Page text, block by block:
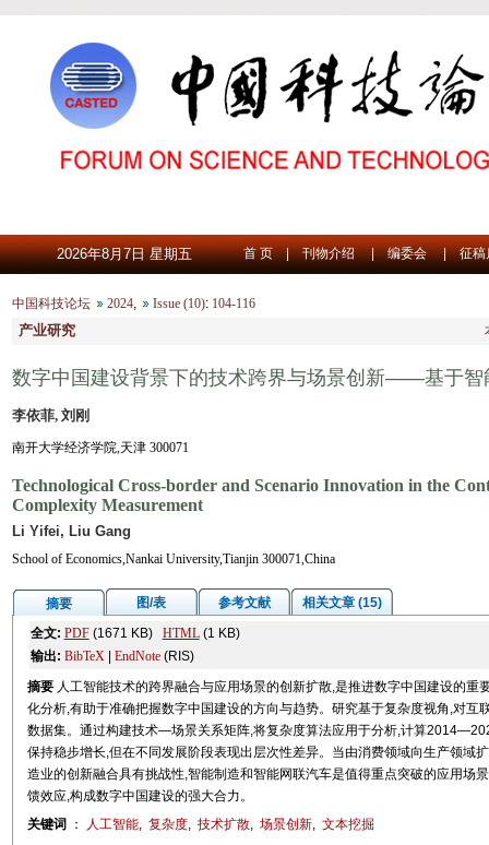
2026年8月7日 星期五 首 页 | 刊物介绍 | 编委会 | 征稿
中国科技论坛 2024, Issue (10):104-116
产业研究
数字中国建设背景下的技术跨界与场景创新——基于智
李依菲, 刘刚
南开大学经济学院,天津 300071
Technological Cross-border and Scenario Innovation in the
Complexity Measurement
Li Yifei, Liu Gang
School of Economics,Nankai University,Tianjin 300071,China
摘要 图/表 参考文献
相关文章 (15)
全文: PDF(1671 KB) HTML(1 KB)
输出: BibTeX| EndNote(RIS)
摘要 人工智能技术的跨界融合与应用场景的创新扩散,是推进数字中国建设的
化分析,有助于准确把握数字中国建设的方向与趋势。研究基于复杂度视角,对
数据集。通过构建技术—场景关系矩阵,将复杂度算法应用于分析,计算
保持稳步增长,但在不同发展阶段表现出层次性差异。当由消费领域向生产领域
造业的创新融合具有挑战性,智能制造和智能网联汽车是值得重点突破的应用场
馈效应,构成数字中国建设的强大合力。
关键词
： 人工智能, 复杂度, 技术扩散, 场景创新, 文本挖掘